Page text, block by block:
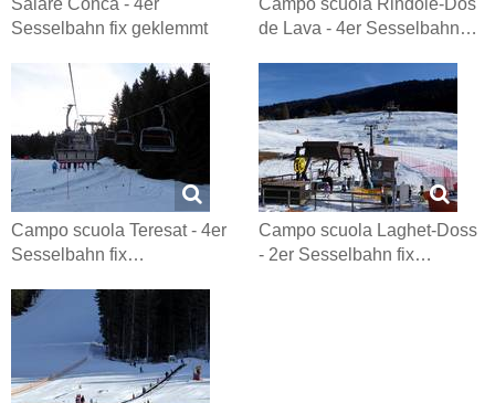
Sesselbahn fix geklemmt
de Lava - 4er Sesselbahn…
Campo scuola Teresat - 4er
Sesselbahn fix…
Campo scuola Laghet-Doss
- 2er Sesselbahn fix…